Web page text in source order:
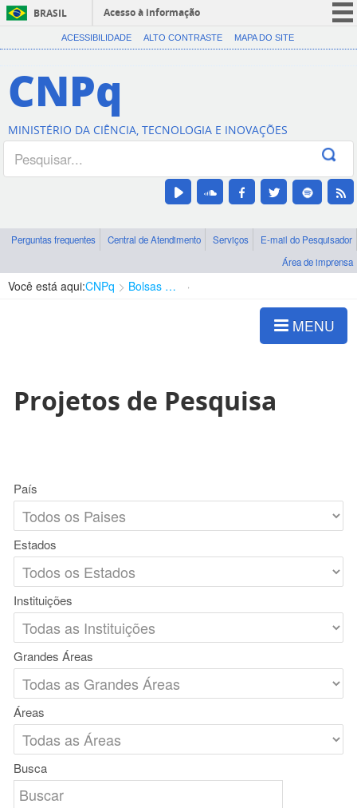
BRASIL
Acesso à informação
CORONAVÍRUS (COVID-19)
Canais
ACESSIBILIDADE ALTO CONTRASTE MAPA DO SITE
CNPq
MINISTÉRIO DA CIÊNCIA, TECNOLOGIA E INOVAÇÕES
Perguntas frequentes Central de Atendimento Serviços
E-mail do Pesquisador
Área de imprensa
Você está aqui:CNPq Bolsas e Auxílios Vigentes
MENU
Projetos de Pesquisa
País
Estados
Instituições
Grandes Áreas
Áreas
Busca